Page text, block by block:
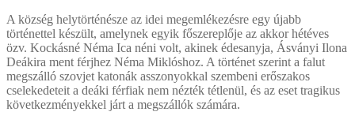
A község helytörténésze az idei megemlékezésre egy újabb
történettel készült, amelynek egyik főszereplője az akkor hétéves
özv. Kockásné Néma Ica néni volt, akinek édesanyja, Ásványi Ilona
Deákira ment férjhez Néma Miklóshoz. A történet szerint a falut
megszálló szovjet katonák asszonyokkal szembeni erőszakos
cselekedeteit a deáki férfiak nem nézték tétlenül, és az eset tragikus
következményekkel járt a megszállók számára.